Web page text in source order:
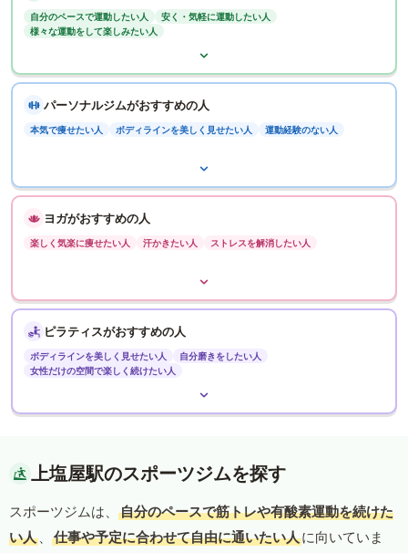
自分のペースで運動したい人
安く・気軽に運動したい人
様々な運動をして楽しみたい人
パーソナルジムがおすすめの人
本気で痩せたい人 ボディラインを美しく見せたい人 運動経験のない人
ヨガがおすすめの人
楽しく気楽に痩せたい人 汗かきたい人 ストレスを解消したい人
ピラティスがおすすめの人
ボディラインを美しく見せたい人
自分磨きをしたい人
女性だけの空間で楽しく続けたい人
上塩屋駅のスポーツジムを探す
スポーツジムは、
自分のペースで筋トレや有酸素運動を続けた
い人 、 仕事や予定に合わせて自由に通いたい人に向いていま